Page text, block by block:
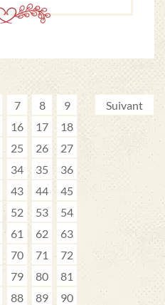
7 8
9
16 17
18
25 26
27
34 35
36
43 44
45
52 53
54
61 62
63
70 71
72
79 80
81
88 89
90
Suivant